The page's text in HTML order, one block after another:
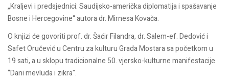
„Kraljevi i predsjednici: Saudijsko-američka diplomatija i spašavanje
Bosne i Hercegovine“ autora dr. Mirnesa Kovača.
O knjizi će govoriti prof. dr. Šaćir Filandra, dr. Salem-ef. Dedović i
Safet Oručević u Centru za kulturu Grada Mostara sa početkom u
19 sati, a u sklopu tradicionalne 50. vjersko-kulturne manifestacije
“Dani mevluda i zikra".